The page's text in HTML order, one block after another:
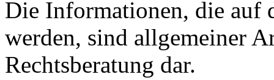
Die Informationen, die auf
werden, sind allgemeiner
Rechtsberatung dar.